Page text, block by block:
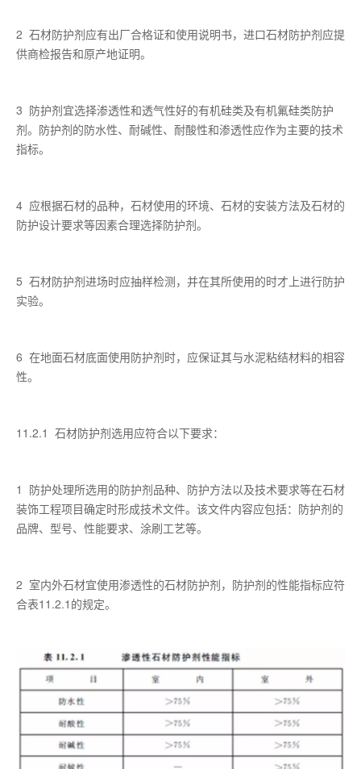
2 石材防护剂应有出厂合格证和使用说明书，进口石材防护剂应提
供商检报告和原产地证明。
3 防护剂宜选择渗透性和透气性好的有机硅类及有机氟硅类防护
剂。防护剂的防水性、耐碱性、耐酸性和渗透性应作为主要的技术
指标。
4 应根据石材的品种，石材使用的环境、石材的安装方法及石材的
防护设计要求等因素合理选择防护剂。
5 石材防护剂进场时应抽样检测，并在其所使用的时才上进行防护
实验。
6 在地面石材底面使用防护剂时，应保证其与水泥粘结材料的相容
性。
11.2.1 石材防护剂选用应符合以下要求：
1 防护处理所选用的防护剂品种、防护方法以及技术要求等在石材
装饰工程项目确定时形成技术文件。该文件内容应包括：防护剂的
品牌、型号、性能要求、涂刷工艺等。
2 室内外石材宜使用渗透性的石材防护剂，防护剂的性能指标应符
合表11.2.1的规定。